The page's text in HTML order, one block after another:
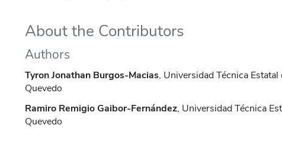
About the Contributors
Authors
Tyron Jonathan Burgos-Macias, Universidad Técnica Estatal
Quevedo
Ramiro Remigio Gaibor-Fernández, Universidad Técnica
Quevedo